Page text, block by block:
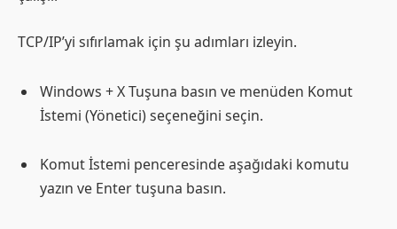
TCP/IP’yi sıfırlamak için şu adımları izleyin.
Windows + X Tuşuna basın ve menüden Komut
İstemi (Yönetici) seçeneğini seçin.
Komut İstemi penceresinde aşağıdaki komutu
yazın ve Enter tuşuna basın.